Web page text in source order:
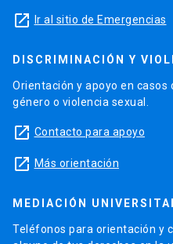
launch Ir al sitio de Emergencias
DISCRIMINACIÓN Y
Orientación y apoyo en
género o violencia sexual.
launch Contacto para apoyo
launch Más orientación
MEDIACIÓN
Teléfonos para orientación y